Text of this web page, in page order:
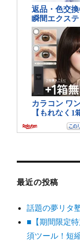
最近の投稿
話題の夢リ
■【期間限定
須ツール！短